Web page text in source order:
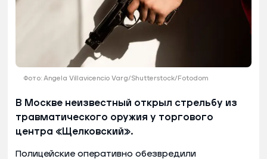
Фото: Angela Villavicencio Varg/Shutterstock/Fotodom
В Москве неизвестный открыл стрельбу из
травматического оружия у торгового
центра «Щелковский».
Полицейские оперативно обезвредили